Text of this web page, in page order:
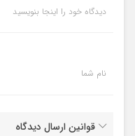
دیدگاه خود را اینجا بنویسید
نام شما
قوانین ارسال دیدگاه